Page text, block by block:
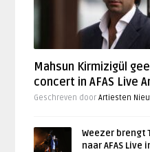
Mahsun Kirmizigül
concert in AFAS Live
Geschreven doorArtiesten
Weezer brengt
naar AFAS Live